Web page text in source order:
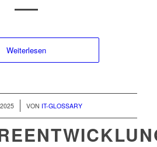
Weiterlesen
VON IT-GLOSSARY